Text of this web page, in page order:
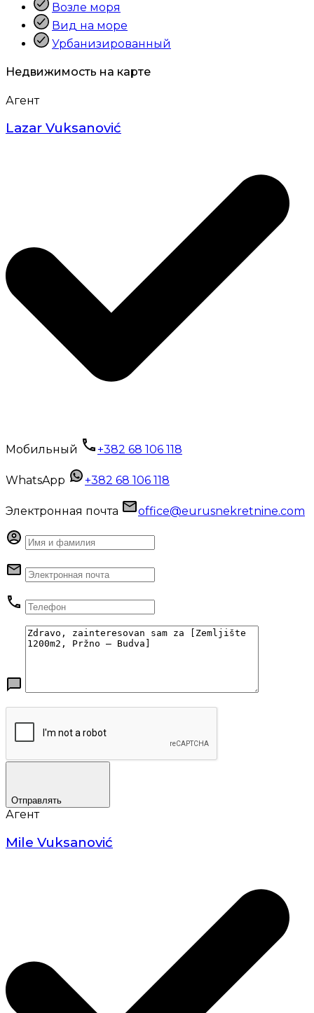
Возле моря
Вид на море
Урбанизированный
Недвижимость на карте
Агент
Lazar Vuksanović
Мобильный +382 68 106 118
WhatsApp +382 68 106 118
Электронная почта office@eurusnekretnine.com
Отправлять
Агент
Mile Vuksanović